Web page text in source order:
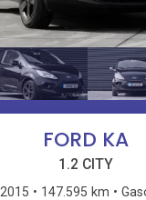
FORD KA
1.2 CITY
2015 147.595 km